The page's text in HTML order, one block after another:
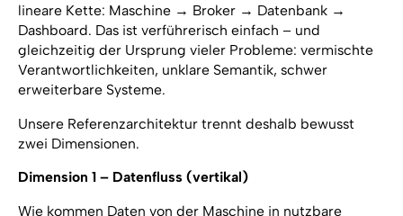
lineare Kette: Maschine → Broker → Datenbank →
Dashboard. Das ist verführerisch einfach – und
gleichzeitig der Ursprung vieler Probleme: vermischte
Verantwortlichkeiten, unklare Semantik, schwer
erweiterbare Systeme.
Unsere Referenzarchitektur trennt deshalb bewusst
zwei Dimensionen.
Dimension 1 – Datenfluss (vertikal)
Wie kommen Daten von der Maschine in nutzbare